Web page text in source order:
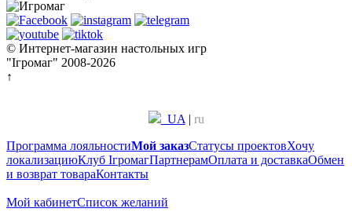
© Интернет-магазин настольных игр
"Ігромаг" 2008-2026
↑
UA | ru
Программа лояльностиМой заказСтатусы проектовХочу
локализациюКлуб ІгромагПартнерамОплата и доставкаОбмен
и возврат товараКонтакты
Мой кабинетСписок желаний